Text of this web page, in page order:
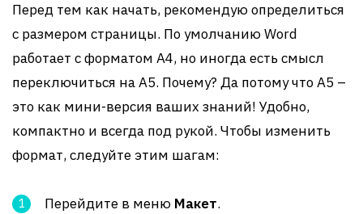
Перед тем как начать, рекомендую определиться
с размером страницы. По умолчанию Word
работает с форматом A4, но иногда есть смысл
переключиться на A5. Почему? Да потому что A5 –
это как мини-версия ваших знаний! Удобно,
компактно и всегда под рукой. Чтобы изменить
формат, следуйте этим шагам:
Перейдите в меню Макет.